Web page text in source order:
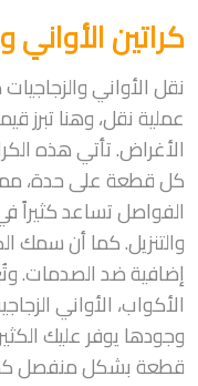
كراتين الأواني
نقل الأواني
عملية نقل، وهنا تبرز
الأغراض. تأتي هذه
كل قطعة على حدة،
الفواصل تساعد كثيراً
والتنزيل. كما أن سمك
إضافية ضد الصدمات.
الأكواب، الأواني
وجودها يوفر عليك
قطعة بشكل منفصل كما